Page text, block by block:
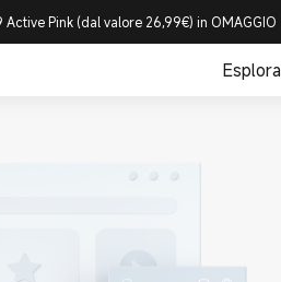
Pink (dal valore 26,99€) in OMAGGIO
Esplora